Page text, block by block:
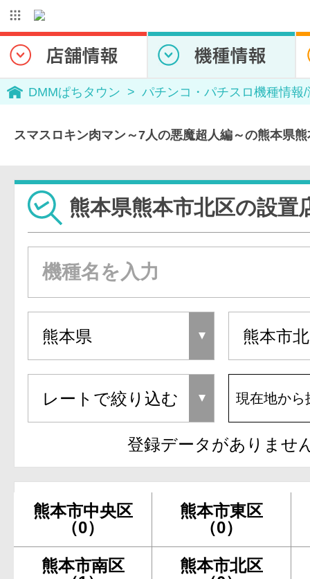
DMMぱちタウン パチンコ・パチスロ機種情報
スマスロキン肉マン～7人の悪魔超人編～の熊本県
熊本県熊本市北区の設置
現在地から
登録データがありませ
熊本市中央区
（0）
熊本市東区
（0）
熊本市南区
熊本市北区